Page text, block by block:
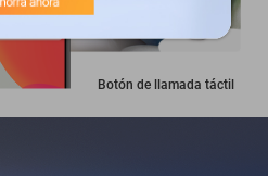
Botón de llamada táctil